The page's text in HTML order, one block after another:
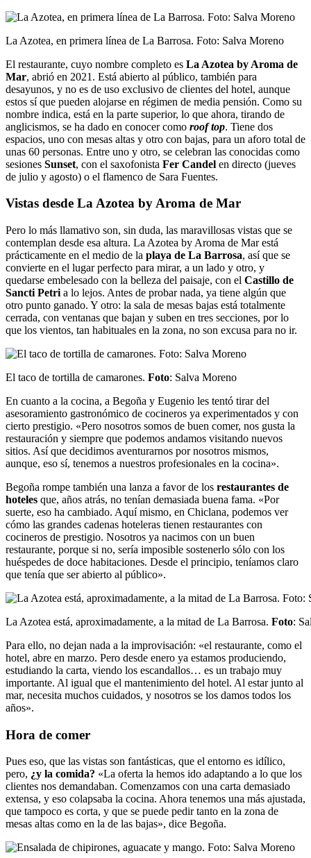
La Azotea, en primera línea de La Barrosa. Foto: Salva Moreno
El restaurante, cuyo nombre completo es La Azotea by Aroma de
Mar, abrió en 2021. Está abierto al público, también para
desayunos, y no es de uso exclusivo de clientes del hotel, aunque
estos sí que pueden alojarse en régimen de media pensión. Como su
nombre indica, está en la parte superior, lo que ahora, tirando de
anglicismos, se ha dado en conocer como roof top. Tiene dos
espacios, uno con mesas altas y otro con bajas, para un aforo total de
unas 60 personas. Entre uno y otro, se celebran las conocidas como
sesiones Sunset, con el saxofonista Fer Candel en directo (jueves
de julio y agosto) o el flamenco de Sara Fuentes.
Vistas desde La Azotea by Aroma de Mar
Pero lo más llamativo son, sin duda, las maravillosas vistas que se
contemplan desde esa altura. La Azotea by Aroma de Mar está
prácticamente en el medio de la playa de La Barrosa, así que se
convierte en el lugar perfecto para mirar, a un lado y otro, y
quedarse embelesado con la belleza del paisaje, con el Castillo de
Sancti Petri a lo lejos. Antes de probar nada, ya tiene algún que
otro punto ganado. Y otro: la sala de mesas bajas está totalmente
cerrada, con ventanas que bajan y suben en tres secciones, por lo
que los vientos, tan habituales en la zona, no son excusa para no ir.
El taco de tortilla de camarones. Foto: Salva Moreno
En cuanto a la cocina, a Begoña y Eugenio les tentó tirar del
asesoramiento gastronómico de cocineros ya experimentados y con
cierto prestigio. «Pero nosotros somos de buen comer, nos gusta la
restauración y siempre que podemos andamos visitando nuevos
sitios. Así que decidimos aventurarnos por nosotros mismos,
aunque, eso sí, tenemos a nuestros profesionales en la cocina».
Begoña rompe también una lanza a favor de los restaurantes de
hoteles que, años atrás, no tenían demasiada buena fama. «Por
suerte, eso ha cambiado. Aquí mismo, en Chiclana, podemos ver
cómo las grandes cadenas hoteleras tienen restaurantes con
cocineros de prestigio. Nosotros ya nacimos con un buen
restaurante, porque si no, sería imposible sostenerlo sólo con los
huéspedes de doce habitaciones. Desde el principio, teníamos claro
que tenía que ser abierto al público».
La Azotea está, aproximadamente, a la mitad de La Barrosa. Foto:
Para ello, no dejan nada a la improvisación: «el restaurante, como el
hotel, abre en marzo. Pero desde enero ya estamos produciendo,
estudiando la carta, viendo los escandallos… es un trabajo muy
importante. Al igual que el mantenimiento del hotel. Al estar junto al
mar, necesita muchos cuidados, y nosotros se los damos todos los
años».
Hora de comer
Pues eso, que las vistas son fantásticas, que el entorno es idílico,
pero, ¿y la comida? «La oferta la hemos ido adaptando a lo que los
clientes nos demandaban. Comenzamos con una carta demasiado
extensa, y eso colapsaba la cocina. Ahora tenemos una más ajustada,
que tampoco es corta, y que se puede pedir tanto en la zona de
mesas altas como en la de las bajas», dice Begoña.